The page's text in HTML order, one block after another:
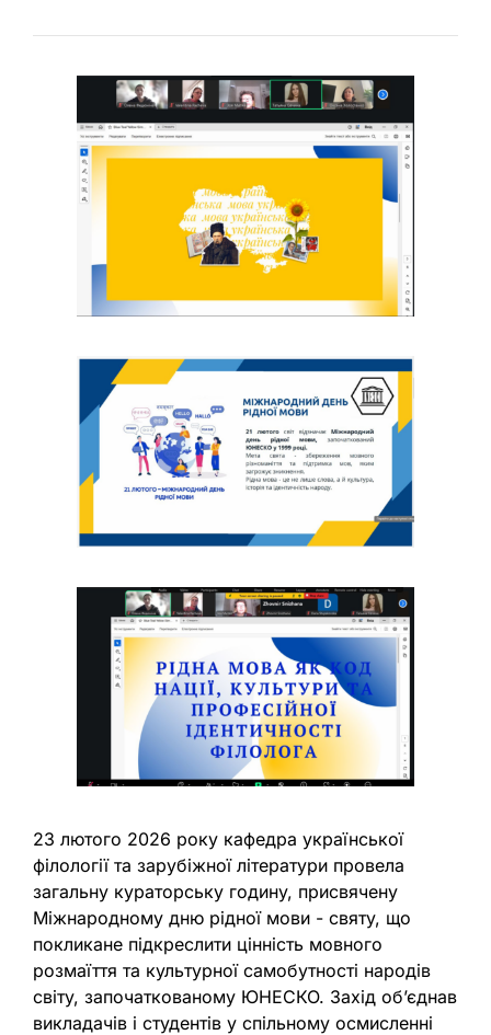
23 лютого 2026 року кафедра української
філології та зарубіжної літератури провела
загальну кураторську годину, присвячену
Міжнародному дню рідної мови - святу, що
покликане підкреслити цінність мовного
розмаїття та культурної самобутності народів
світу, започаткованому ЮНЕСКО. Захід об’єднав
викладачів і студентів у спільному осмисленні